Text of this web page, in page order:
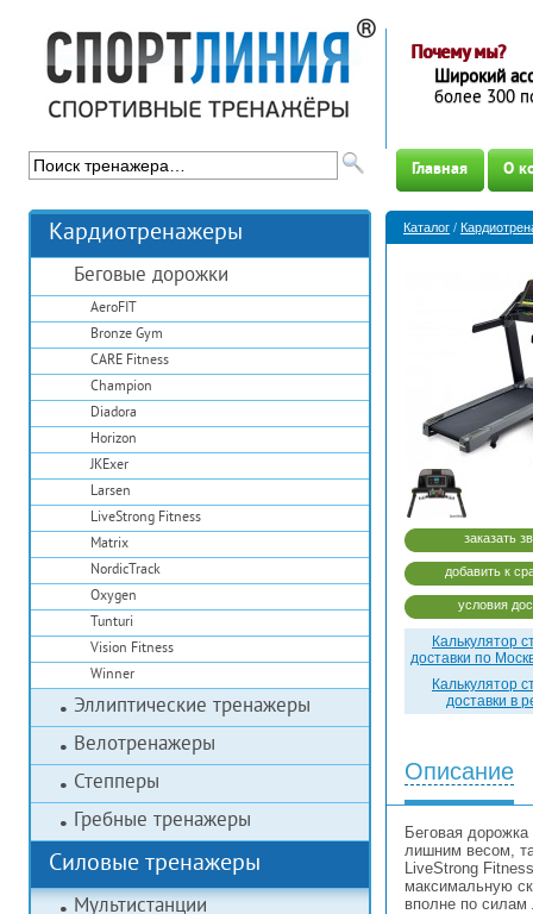
Кардиотренажеры
Беговые дорожки
AeroFIT
Bronze Gym
CARE Fitness
Champion
Diadora
Horizon
JKExer
Larsen
LiveStrong Fitness
Matrix
NordicTrack
Oxygen
Tunturi
Vision Fitness
Winner
Эллиптические тренажеры
Велотренажеры
Степперы
Гребные тренажеры
Силовые тренажеры
Мультистанции
Почему мы?
Широкий
более 300
Главная О
Каталог /
заказать
добавить к
условия
Калькулятор
доставки по
Калькулятор
доставки в
Описание
Беговая
лишним весом,
LiveStrong
максимальную
вполне по силам